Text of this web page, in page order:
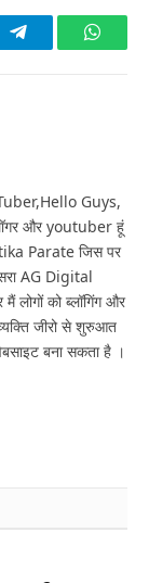
Telegram
Guys,
और youtuber हूं
Parate जिस पर
AG Digital
लोगों को ब्लॉगिंग और
जीरो से शुरुआत
बना सकता है ।